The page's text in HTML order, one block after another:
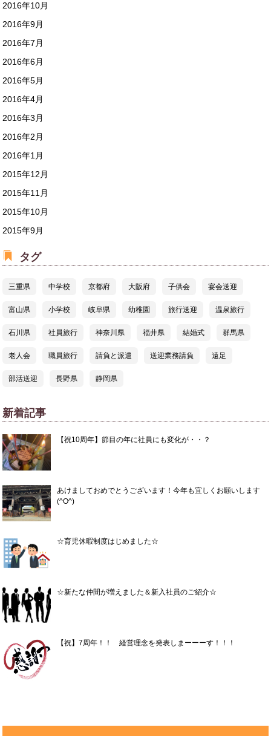
2016年10月
2016年9月
2016年7月
2016年6月
2016年5月
2016年4月
2016年3月
2016年2月
2016年1月
2015年12月
2015年11月
2015年10月
2015年9月
タグ
三重県 中学校 京都府 大阪府 子供会 宴会送迎
富山県 小学校 岐阜県 幼稚園 旅行送迎 温泉旅行
石川県 社員旅行 神奈川県 福井県 結婚式 群馬県
老人会 職員旅行 請負と派遣 送迎業務請負 遠足
部活送迎 長野県 静岡県
新着記事
【祝10周年】節目の年に社員にも変化が・・？
あけましておめでとうございます！今年も宜しくお願いします
(^O^)
☆育児休暇制度はじめました☆
☆新たな仲間が増えました＆新入社員のご紹介☆
【祝】7周年！！ 経営理念を発表しまーーーす！！！